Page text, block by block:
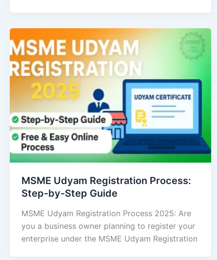
MSME Udyam Registration Process:
Step-by-Step Guide
MSME Udyam Registration Process 2025: Are
you a business owner planning to register your
enterprise under the MSME Udyam Registration